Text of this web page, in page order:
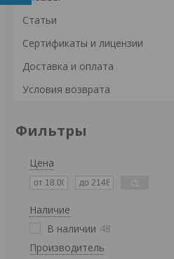
Статьи
Сертификаты и лицензии
Доставка и оплата
Условия возврата
Фильтры
Цена
Наличие
В наличии 48
Производитель